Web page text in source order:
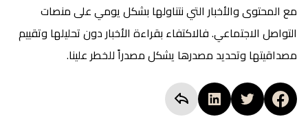
مع المحتوى والأخبار التي نتناولها بشكل يومي على منصات
التواصل الاجتماعي. فالاكتفاء بقراءة الأخبار دون تحليلها وتقييم
مصداقيتها وتحديد مصدرها يشكل مصدراً للخطر علينا.